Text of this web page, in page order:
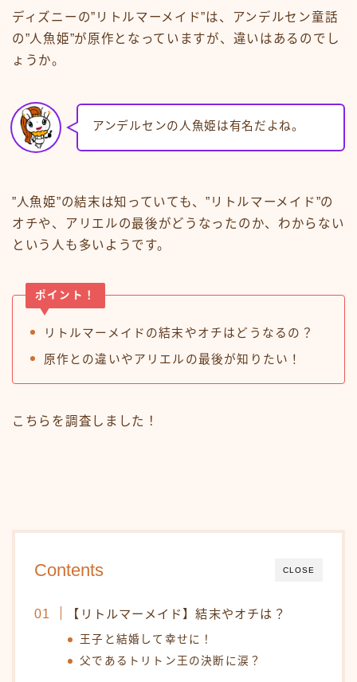
ディズニーの”リトルマーメイド”は、アンデルセン童話
の”人魚姫”が原作となっていますが、違いはあるのでし
ょうか。
アンデルセンの人魚姫は有名だよね。
”人魚姫”の結末は知っていても、”リトルマーメイド”の
オチや、アリエルの最後がどうなったのか、わからない
という人も多いようです。
ポイント！
リトルマーメイドの結末やオチはどうなるの？
原作との違いやアリエルの最後が知りたい！
こちらを調査しました！
CLOSE
Contents
【リトルマーメイド】結末やオチは？
王子と結婚して幸せに！
父であるトリトン王の決断に涙？